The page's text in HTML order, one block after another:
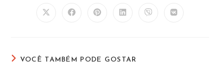
Abre Abre Abre Abre Abre Abre
VOCÊ TAMBÉM PODE GOSTAR